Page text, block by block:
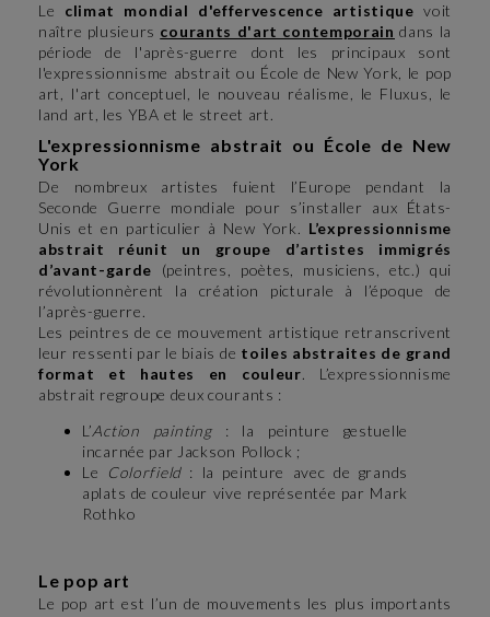
Le climat mondial d'effervescence artistiquevoit
naître plusieurs courants d'art contemporain dans la
période de l'après-guerre dont les principaux sont
l'expressionnisme abstrait ou École de New York, le pop
art, l'art conceptuel, le nouveau réalisme, le Fluxus, le
land art, les YBA et le street art.
L'expressionnisme abstrait ou École de New
York
De nombreux artistes fuient l’Europe pendant la
Seconde Guerre mondiale pour s’installer aux États-
Unis et en particulier à New York. L’expressionnisme
abstrait réunit un groupe d’artistes immigrés
d’avant-garde (peintres, poètes, musiciens, etc.) qui
révolutionnèrent la création picturale à l’époque de
l’après-guerre.
Les peintres de ce mouvement artistique retranscrivent
leur ressenti par le biais de toiles abstraites de grand
format et hautes en couleur. L’expressionnisme
abstrait regroupe deux courants :
L’Action painting: la peinture gestuelle
incarnée par Jackson Pollock ;
Le
Colorfield: la peinture avec de grands
aplats de couleur vive représentée par Mark
Rothko
Le pop art
Le pop art est l’un de mouvements les plus importants